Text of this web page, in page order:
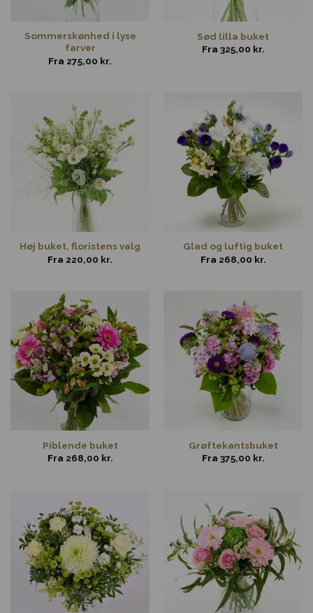
Sommerskønhed i lyse
farver
Fra 275,00 kr.
Sød lilla buket
Fra 325,00 kr.
Høj buket, floristens valg
Fra 220,00 kr.
Glad og luftig buket
Fra 268,00 kr.
Piblende buket
Fra 268,00 kr.
Grøftekantsbuket
Fra 375,00 kr.